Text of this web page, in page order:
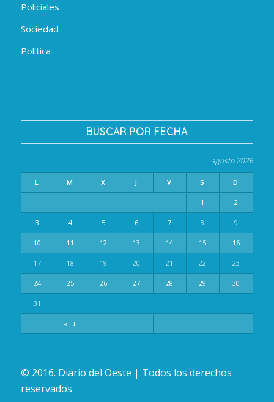
Policiales
Sociedad
Política
BUSCAR POR FECHA
agosto 2026
L M X J V S D
« Jul
1 2
3 4 5 6 7 8 9
10 11 12 13 14 15 16
17 18 19 20 21 22 23
24 25 26 27 28 29 30
31
© 2016. Diario del Oeste | Todos los derechos
reservados